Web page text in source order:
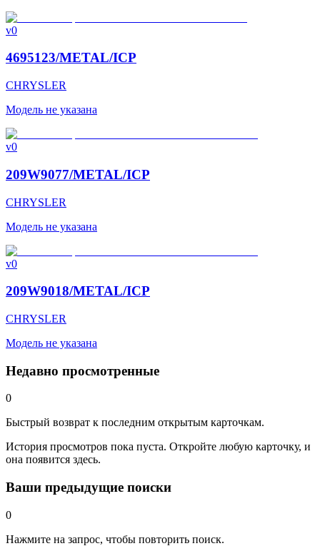
v0
4695123/METAL/ICP
CHRYSLER
Модель не указана
v0
209W9077/METAL/ICP
CHRYSLER
Модель не указана
v0
209W9018/METAL/ICP
CHRYSLER
Модель не указана
Недавно просмотренные
0
Быстрый возврат к последним открытым карточкам.
История просмотров пока пуста. Откройте любую карточку, и
она появится здесь.
Ваши предыдущие поиски
0
Нажмите на запрос, чтобы повторить поиск.